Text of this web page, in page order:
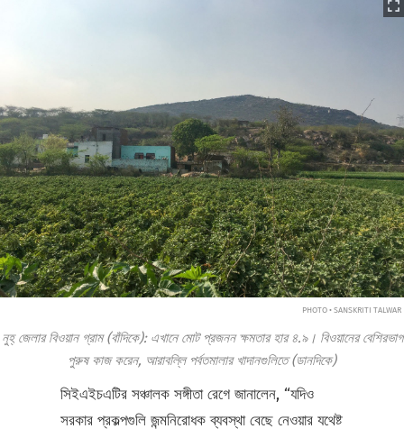
PHOTO • SANSKRITI TALWAR
নুহ্‌ জেলার বিওয়ান গ্রাম (বাঁদিকে): এখানে মোট প্রজনন ক্ষমতার হার ৪.৯। বিওয়ানের বেশিরভাগ
পুরুষ কাজ করেন, আরাবল্লি পর্বতমালার খাদানগুলিতে (ডানদিকে)
সিইএইচএটির সঞ্চালক সঙ্গীতা রেগে জানালেন, “যদিও
সরকার প্রকল্পগুলি জন্মনিরোধক ব্যবস্থা বেছে নেওয়ার যথেষ্ট